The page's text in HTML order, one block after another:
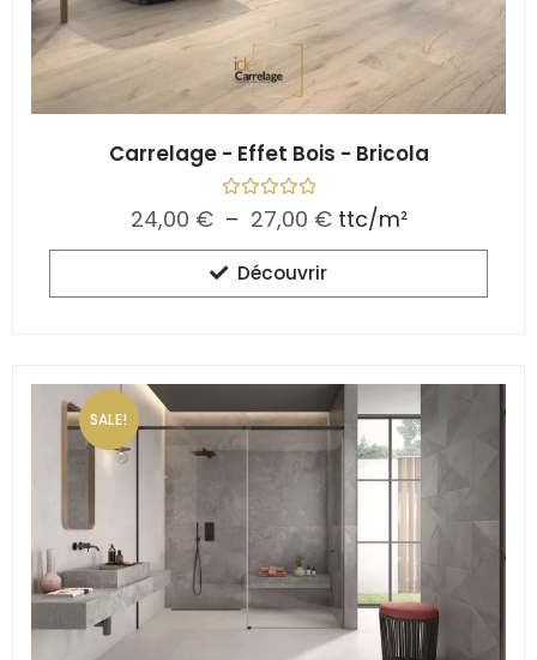
Carrelage - Effet Bois - Bricola
N
o
t
e
0
s
24,00 € – 27,00 € ttc/m²
Découvrir
SALE!